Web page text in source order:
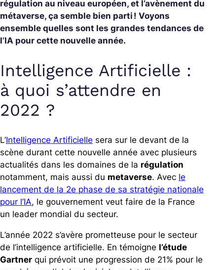
régulation au niveau européen, et l’avènement du
métaverse, ça semble bien parti ! Voyons
ensemble quelles sont les grandes tendances de
l’IA pour cette nouvelle année.
Intelligence Artificielle :
à quoi s’attendre en
2022 ?
L’Intelligence Artificielle sera sur le devant de la
scène durant cette nouvelle année avec plusieurs
actualités dans les domaines de la régulation
notamment, mais aussi du metaverse. Avec le
lancement de la 2e phase de sa stratégie nationale
pour l’IA, le gouvernement veut faire de la France
un leader mondial du secteur.
L’année 2022 s’avère prometteuse pour le secteur
de l’intelligence artificielle. En témoigne l’étude
Gartner qui prévoit une progression de 21% pour le